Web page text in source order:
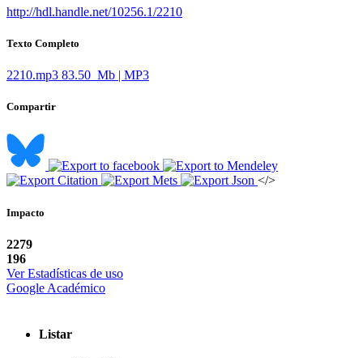
http://hdl.handle.net/10256.1/2210
Texto Completo
2210.mp3 83.50 Mb | MP3
Compartir
</>
Impacto
2279
196
Ver Estadísticas de uso
Google Académico
Listar